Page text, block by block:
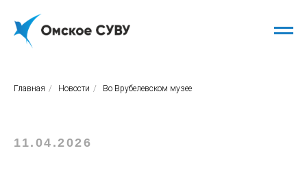
Главная / Новости / Во Врубелевском музее
11.04.2026